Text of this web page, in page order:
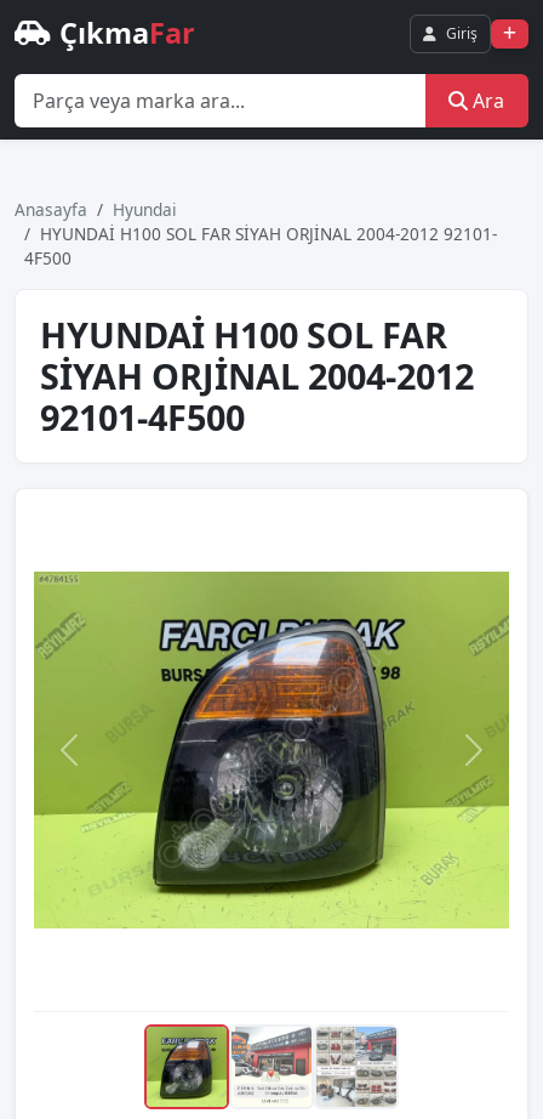
ÇıkmaFar Giriş
Ara
Anasayfa
Hyundai
HYUNDAİ H100 SOL FAR SİYAH ORJİNAL 2004-2012 92101-
4F500
HYUNDAİ H100 SOL FAR
SİYAH ORJİNAL 2004-2012
92101-4F500